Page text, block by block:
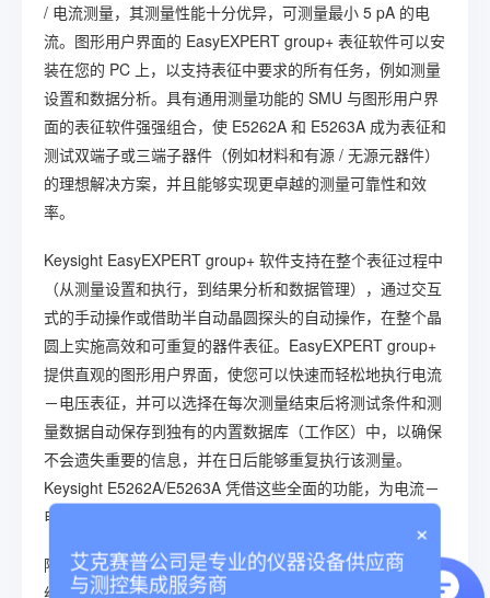
/ 电流测量，其测量性能十分优异，可测量最小 5 pA 的电
流。图形用户界面的 EasyEXPERT group+ 表征软件可以安
装在您的 PC 上，以支持表征中要求的所有任务，例如测量
设置和数据分析。具有通用测量功能的 SMU 与图形用户界
面的表征软件强强组合，使 E5262A 和 E5263A 成为表征和
测试双端子或三端子器件（例如材料和有源 / 无源元器件）
的理想解决方案，并且能够实现更卓越的测量可靠性和效
率。
Keysight EasyEXPERT group+ 软件支持在整个表征过程中
（从测量设置和执行，到结果分析和数据管理），通过交互
式的手动操作或借助半自动晶圆探头的自动操作，在整个晶
圆上实施高效和可重复的器件表征。EasyEXPERT group+
提供直观的图形用户界面，使您可以快速而轻松地执行电流
－电压表征，并可以选择在每次测量结束后将测试条件和测
量数据自动保存到独有的内置数据库（工作区）中，以确保
不会遗失重要的信息，并在日后能够重复执行该测量。
Keysight E5262A/E5263A 凭借这些全面的功能，为电流－
电压表征提供了方便的低成本解决方案。
除了用作分析仪之外，E5262 和 E5263A 还可以作为系统
组件 SMU 在机架和插拔式（stuck）测试系统中使用。它可
×
艾克赛普公司是专业的仪器设备供应商
与测控集成服务商